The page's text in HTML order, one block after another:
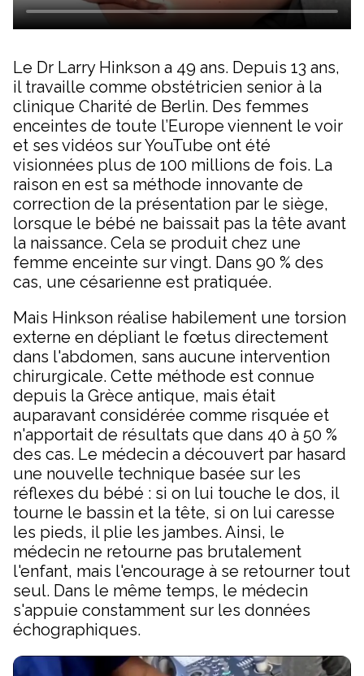
Le Dr Larry Hinkson a 49 ans. Depuis 13 ans,
il travaille comme obstétricien senior à la
clinique Charité de Berlin. Des femmes
enceintes de toute l’Europe viennent le voir
et ses vidéos sur YouTube ont été
visionnées plus de 100 millions de fois. La
raison en est sa méthode innovante de
correction de la présentation par le siège,
lorsque le bébé ne baissait pas la tête avant
la naissance. Cela se produit chez une
femme enceinte sur vingt. Dans 90 % des
cas, une césarienne est pratiquée.
Mais Hinkson réalise habilement une torsion
externe en dépliant le fœtus directement
dans l'abdomen, sans aucune intervention
chirurgicale. Cette méthode est connue
depuis la Grèce antique, mais était
auparavant considérée comme risquée et
n'apportait de résultats que dans 40 à 50 %
des cas. Le médecin a découvert par hasard
une nouvelle technique basée sur les
réflexes du bébé : si on lui touche le dos, il
tourne le bassin et la tête, si on lui caresse
les pieds, il plie les jambes. Ainsi, le
médecin ne retourne pas brutalement
l'enfant, mais l'encourage à se retourner tout
seul. Dans le même temps, le médecin
s'appuie constamment sur les données
échographiques.